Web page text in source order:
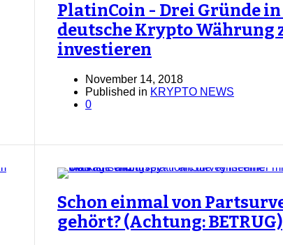
PlatinCoin - Drei Gründe in
deutsche Krypto Währung
investieren
November 14, 2018
Published in KRYPTO NEWS
0
Schon einmal von
gehört? (Achtung: BETRUG)